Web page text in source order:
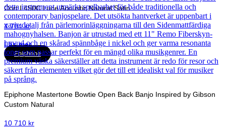
Cort L450C Luce Acoustic Natural Satin
4 704kr
Läs mer
Epiphone
Epiphone Mastertone Bowtie Open Back Banjo Inspired by Gibson
Custom Natural
10 710 kr